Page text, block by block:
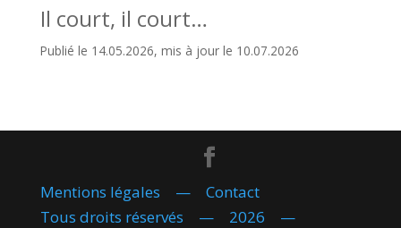
Il court, il court…
Publié le 14.05.2026, mis à jour le 10.07.2026
Mentions légales — Contact
Tous droits réservés — 2026 —